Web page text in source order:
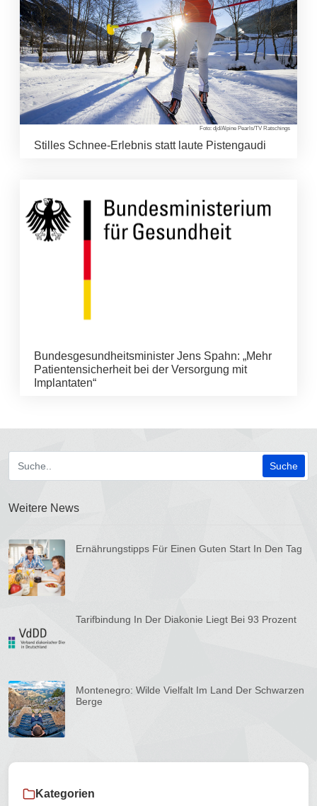
Foto: djd/Alpine Pearls/TV Ratschings
Stilles Schnee-Erlebnis statt laute Pistengaudi
Bundesgesundheitsminister Jens Spahn: „Mehr
Patientensicherheit bei der Versorgung mit
Implantaten“
Weitere News
Ernährungstipps Für Einen Guten Start In Den Tag
Tarifbindung In Der Diakonie Liegt Bei 93 Prozent
Montenegro: Wilde Vielfalt Im Land Der Schwarzen
Berge
Kategorien